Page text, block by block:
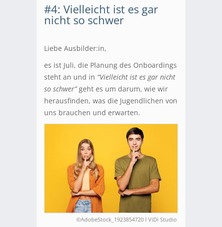
#4: Vielleicht ist es gar
nicht so schwer
Liebe Ausbilder:in,
es ist Juli, die Planung des Onboardings
steht an und in “Vielleicht ist es gar nicht
so schwer”geht es um darum, wie wir
herausfinden, was die Jugendlichen von
uns brauchen und erwarten.
©AdobeStock_1923854720 I ViDi Studio